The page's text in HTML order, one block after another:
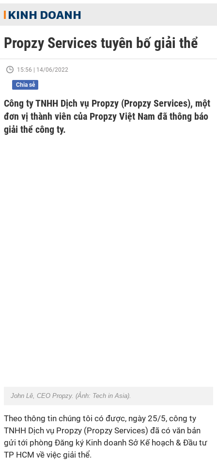
KINH DOANH
Propzy Services tuyên bố giải thể
15:56 | 14/06/2022
Chia sẻ
Công ty TNHH Dịch vụ Propzy (Propzy Services), một
đơn vị thành viên của Propzy Việt Nam đã thông báo
giải thể công ty.
John Lê, CEO Propzy. (Ảnh: Tech in Asia).
Theo thông tin chúng tôi có được, ngày 25/5, công ty
TNHH Dịch vụ Propzy (Propzy Services) đã có văn bản
gửi tới phòng Đăng ký Kinh doanh Sở Kế hoạch & Đầu tư
TP HCM về việc giải thể.